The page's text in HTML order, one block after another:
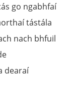
go ngabhfaí
tástála
nach bhfuil
dearaí